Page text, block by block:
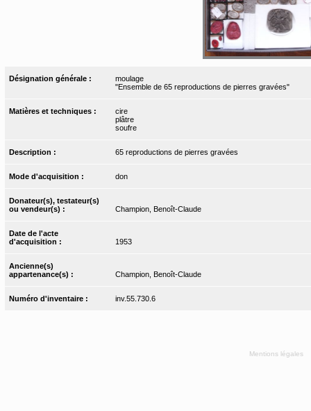
Désignation générale :
moulage
"Ensemble de 65 reproductions de pierres gravées"
Matières et techniques :
cire
plâtre
soufre
Description : 65 reproductions de pierres gravées
Mode d'acquisition : don
Donateur(s), testateur(s)
ou vendeur(s) :
Champion, Benoît-Claude
Date de l'acte
d'acquisition :
1953
Ancienne(s)
appartenance(s) :
Champion, Benoît-Claude
Numéro d'inventaire : inv.55.730.6
Mentions légales